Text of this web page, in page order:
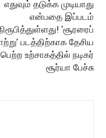
எதுவும் தடுக்க முடியாது
என்பதை இப்படம்
‘சூரரைப்
படத்திற்காக தேசிய
பெற்ற உற்சாகத்தில் நடிகர்
சூர்யா பேச்சு